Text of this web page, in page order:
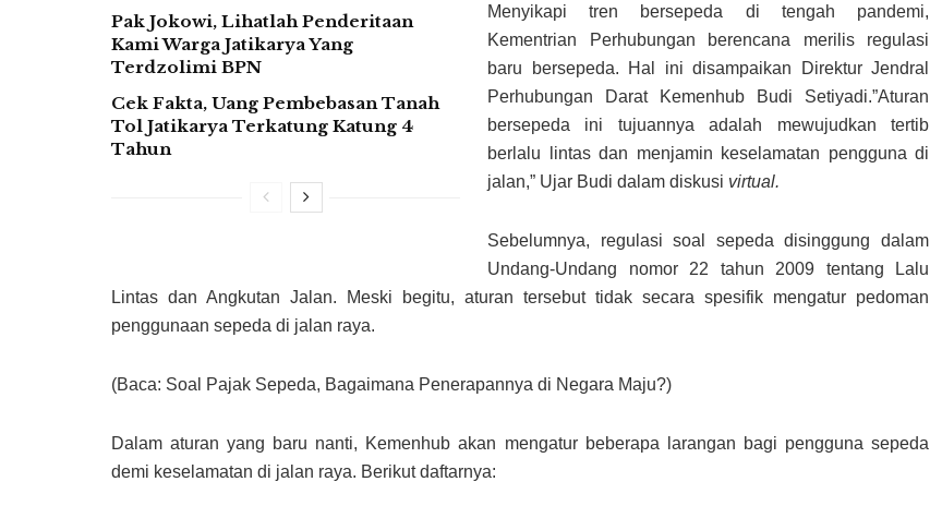
Pak Jokowi, Lihatlah Penderitaan
Kami Warga Jatikarya Yang
Terdzolimi BPN
Cek Fakta, Uang Pembebasan Tanah
Tol Jatikarya Terkatung Katung 4
Tahun
Menyikapi tren bersepeda di tengah pandemi,
Kementrian Perhubungan berencana merilis regulasi
baru bersepeda. Hal ini disampaikan Direktur Jendral
Perhubungan Darat Kemenhub Budi Setiyadi.”Aturan
bersepeda ini tujuannya adalah mewujudkan tertib
berlalu lintas dan menjamin keselamatan pengguna di
jalan,” Ujar Budi dalam diskusi virtual.
Sebelumnya, regulasi soal sepeda disinggung dalam
Undang-Undang nomor 22 tahun 2009 tentang Lalu
Lintas dan Angkutan Jalan. Meski begitu, aturan tersebut tidak secara spesifik mengatur pedoman
penggunaan sepeda di jalan raya.
(Baca: Soal Pajak Sepeda, Bagaimana Penerapannya di Negara Maju?)
Dalam aturan yang baru nanti, Kemenhub akan mengatur beberapa larangan bagi pengguna sepeda
demi keselamatan di jalan raya. Berikut daftarnya: